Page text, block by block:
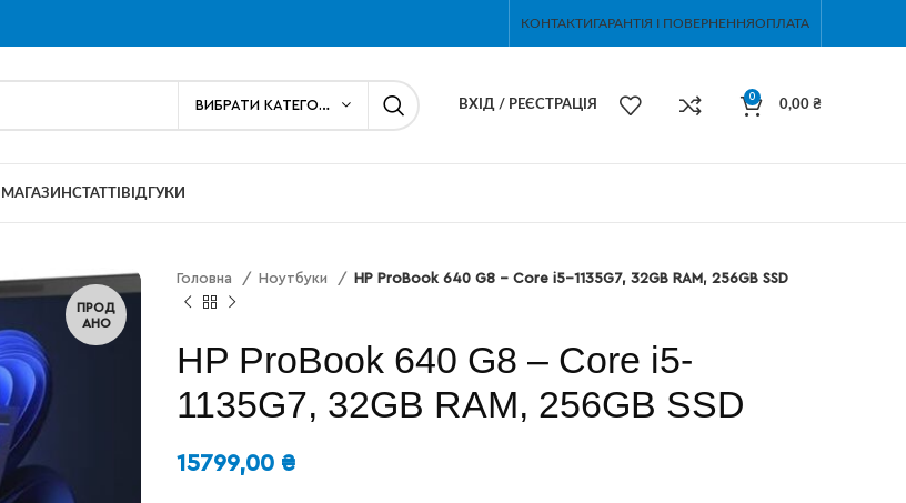
КОНТАКТИГАРАНТІЯ І ПОВЕРНЕННЯОПЛАТА
ВХІД / РЕЄСТРАЦІЯ
0
0,00 ₴
МАГАЗИНСТАТТІ ВІДГУКИ
ПРОД
АНО
Головна Ноутбуки HP ProBook 640 G8 – Core i5-1135G7, 32GB RAM, 256GB SSD
HP ProBook 640 G8 – Core i5-
1135G7, 32GB RAM, 256GB SSD
15799,00 ₴